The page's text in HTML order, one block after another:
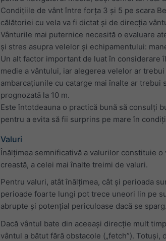
Condițiile de vânt între forța 3 și 5 pe scara
călătoriei cu vela va fi dictat și de direcția
Vânturile mai puternice necesită o evaluare
și stres asupra velelor și echipamentului:
Un alt factor important de luat în considerare
medie a vântului, iar alegerea velelor ar
ambarcațiunile cu catarge mai înalte ar trebui
prognozată la 10 m.
Este întotdeauna o practică bună să consulți
pentru a evita să fii surprins pe mare în
Valuri
Înălțimea semnificativă a valurilor constituie
creastă, a celei mai înalte treimi de valuri.
Pentru valuri, atât înălțimea, cât și perioada
perioade foarte lungi pot trece uneori lin pe
abrupte și potențial periculoase dacă se sparg.
Dacă vântul bate din aceeași direcție mult
vântul a bătut fără obstacole („fetch”).